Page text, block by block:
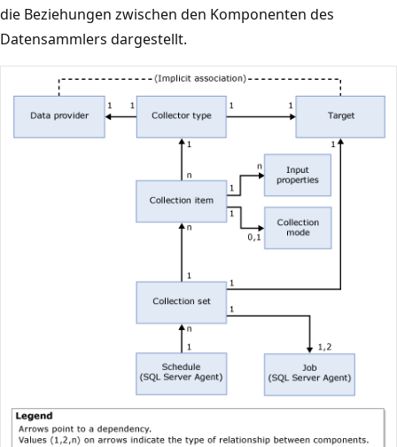
die Beziehungen zwischen den Komponenten des
Datensammlers dargestellt.